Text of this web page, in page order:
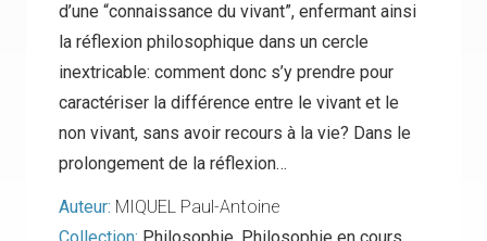
d’une “connaissance du vivant”, enfermant ainsi
la réflexion philosophique dans un cercle
inextricable: comment donc s’y prendre pour
caractériser la différence entre le vivant et le
non vivant, sans avoir recours à la vie? Dans le
prolongement de la réflexion…
Auteur: MIQUEL Paul-Antoine
Collection: Philosophie, Philosophie en cours